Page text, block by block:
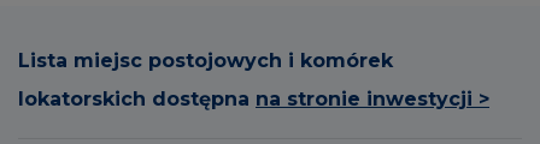
Lista miejsc postojowych i komórek
lokatorskich dostępna na stronie inwestycji >